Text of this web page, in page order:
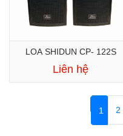
LOA SHIDUN CP- 122S
Liên hệ
1 2